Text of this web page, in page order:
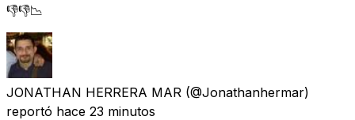
👎👎📉
JONATHAN HERRERA MAR (@Jonathanhermar)
reportó hace 23 minutos